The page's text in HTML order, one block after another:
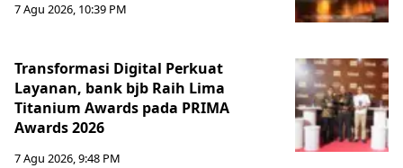
7 Agu 2026, 10:39 PM
Transformasi Digital Perkuat
Layanan, bank bjb Raih Lima
Titanium Awards pada PRIMA
Awards 2026
7 Agu 2026, 9:48 PM